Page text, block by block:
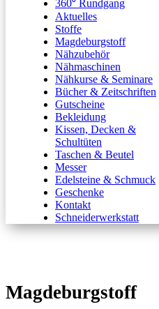
360⁰ Rundgang
Aktuelles
Stoffe
Magdeburgstoff
Nähzubehör
Nähmaschinen
Nähkurse & Seminare
Bücher & Zeitschriften
Gutscheine
Bekleidung
Kissen, Decken &
Schultüten
Taschen & Beutel
Messer
Edelsteine & Schmuck
Geschenke
Kontakt
Schneiderwerkstatt
Magdeburgstoff